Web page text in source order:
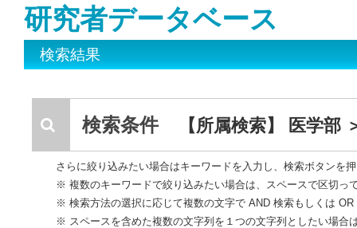
研究者データベース
検索結果
検索条件 【所属検索】 医学部
さらに絞り込みたい場合はキーワードを入力し、検索ボタンを
※ 複数のキーワードで絞り込みたい場合は、スペースで区切っ
※ 検索方法の選択に応じて複数の文字で AND 検索もしくは
※ スペースを含めた複数の文字列を１つの文字列としたい場合